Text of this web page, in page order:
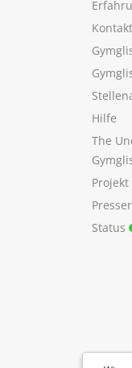
Kontakt
Hilfe
The
Status